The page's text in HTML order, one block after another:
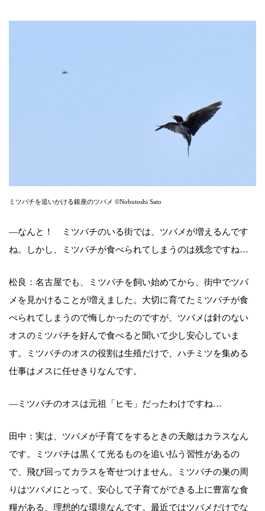
ミツバチを追いかける銀座のツバメ ©Nobutoshi Sato
―なんと！ ミツバチのいる街では、ツバメが増えるんです
ね。しかし、ミツバチが食べられてしまうのは残念ですね…
松良：名古屋でも、ミツバチを飼い始めてから、街中でツバ
メを見かけることが増えました。大切に育てたミツバチが食
べられてしまうので悔しかったのですが、ツバメは針のない
オスのミツバチを好んで食べると聞いて少し安心していま
す。ミツバチのオスの役割は生殖だけで、ハチミツを集める
仕事はメスに任せきりなんです。
―ミツバチのオスは元祖「ヒモ」だったわけですね…
田中：実は、ツバメが子育てをするときの天敵はカラスなん
です。ミツバチは黒くて光るものを追い払う習性があるの
で、飛び回ってカラスを寄せつけません。ミツバチの巣の周
りはツバメにとって、安心して子育てができる上に豊富な食
糧がある、理想的な環境なんです。最近ではツバメだけでな